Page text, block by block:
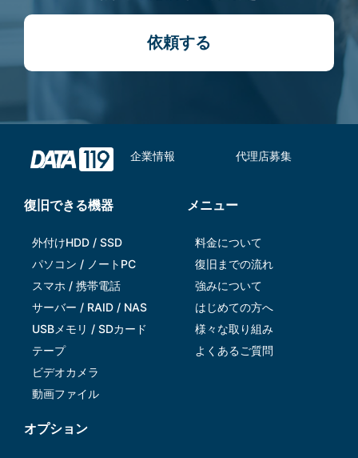
依頼する
企業情報 代理店募集
復旧できる機器
外付けHDD / SSD
パソコン / ノートPC
スマホ / 携帯電話
サーバー / RAID / NAS
USBメモリ / SDカード
テープ
ビデオカメラ
動画ファイル
メニュー
料金について
復旧までの流れ
強みについて
はじめての方へ
様々な取り組み
よくあるご質問
オプション